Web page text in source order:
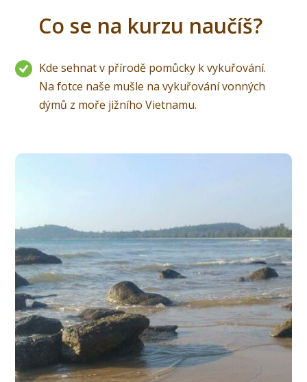
Co se na kurzu naučíš?
Kde sehnat v přírodě pomůcky k vykuřování.
Na fotce naše mušle na vykuřování vonných
dýmů z moře jižního Vietnamu.